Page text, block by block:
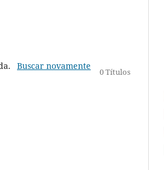
0 Títulos
Buscar novamente